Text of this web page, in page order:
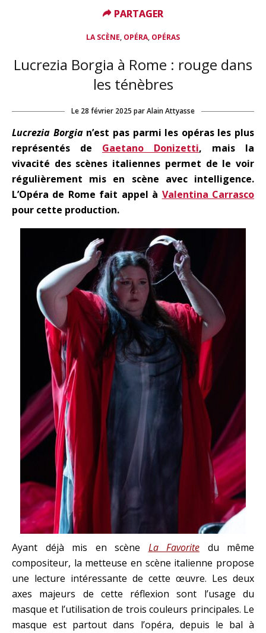
LA SCÈNE, OPÉRA, OPÉRAS
Lucrezia Borgia à Rome : rouge dans
les ténèbres
Le 28 février 2025 parAlain Attyasse
Lucrezia Borgian’est pas parmi les opéras les plus
représentés de Gaetano Donizetti, mais la
vivacité des scènes italiennes permet de le voir
régulièrement mis en scène avec intelligence.
L’Opéra de Rome fait appel à Valentina Carrasco
pour cette production.
Ayant déjà mis en scène La Favorite du même
compositeur, la metteuse en scène italienne propose
une lecture intéressante de cette œuvre. Les deux
axes majeurs de cette réflexion sont l’usage du
masque et l’utilisation de trois couleurs principales. Le
masque est partout dans l’opéra, depuis le bal à
PARTAGER
PARTAGER